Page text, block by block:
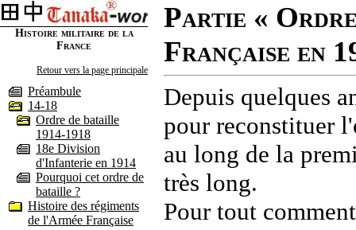
Histoire militaire de la
France
Retour vers la page principale
Préambule
14-18
Ordre de bataille
1914-1918
18e Division
d'Infanterie en 1914
Pourquoi cet ordre de
bataille ?
Histoire des régiments
de l'Armée Française
Partie «
Française en
Depuis quelques
pour reconstituer
au long de la
très long.
Pour tout